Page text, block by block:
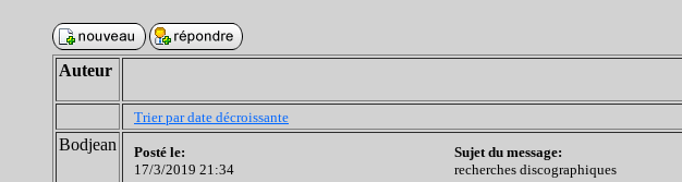
Auteur
Trier par date décroissante
Bodjean
Posté le:
17/3/2019 21:34
Sujet du message:
recherches discographiques